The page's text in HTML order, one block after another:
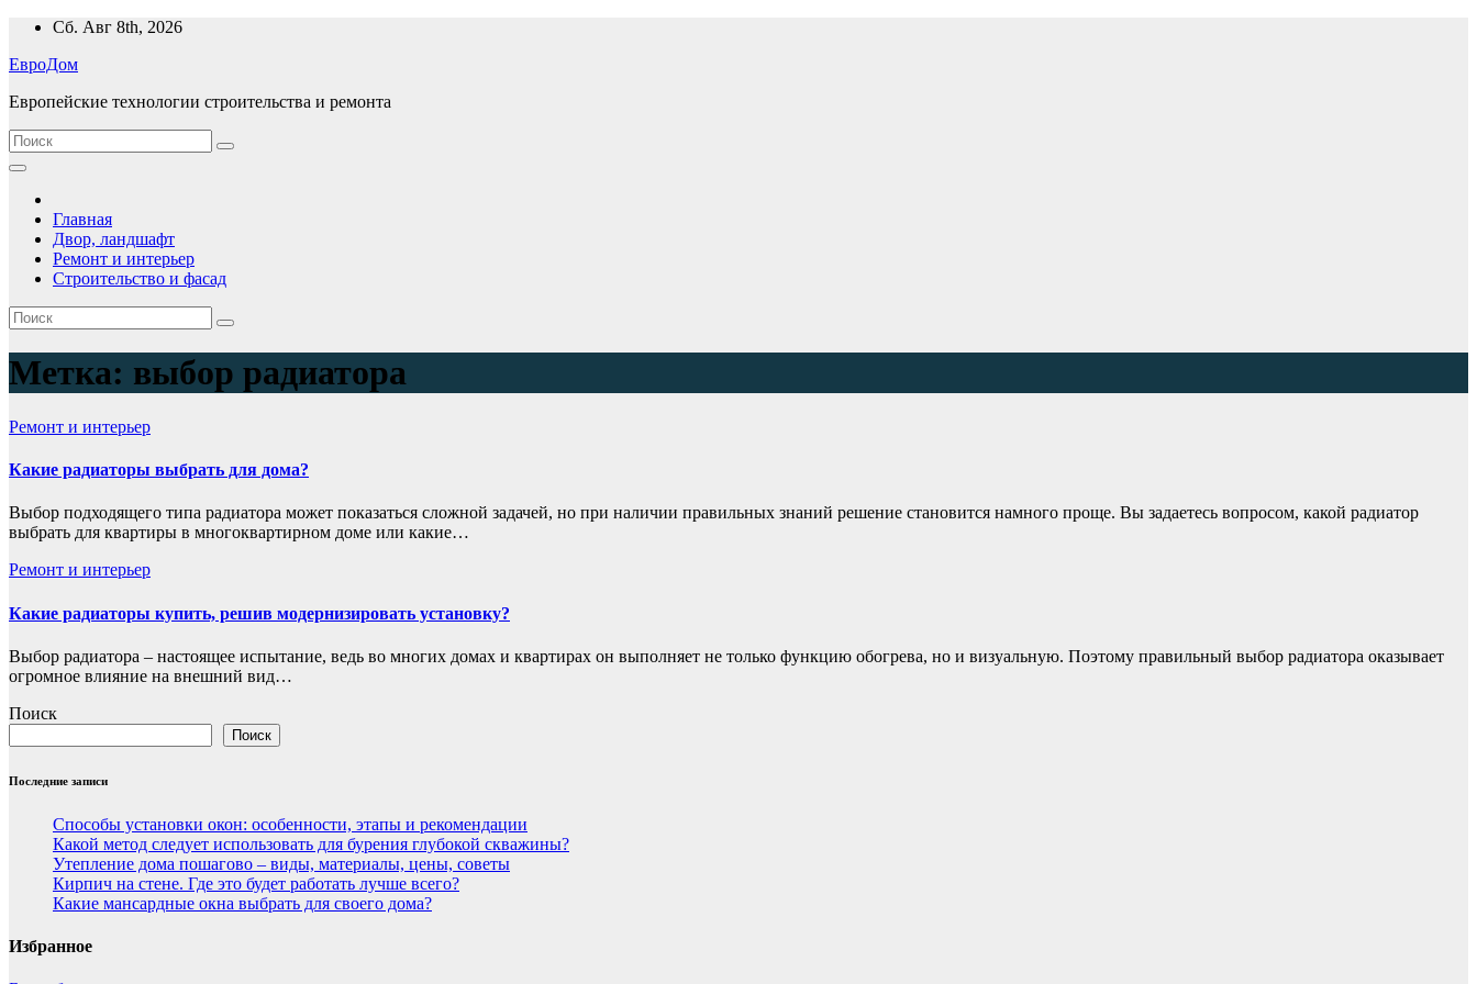
Перейти
содержимому
Сб. Авг 8th, 2026
ЕвроДом
Европейские технологии строительства и ремонта
Главная
Двор, ландшафт
Ремонт и интерьер
Строительство и фасад
Метка: выбор радиатора
Ремонт и интерьер
Какие радиаторы выбрать для дома?
Выбор подходящего типа радиатора может показаться сложной задачей, но при наличии правильных знаний решение становится намного проще. Вы задаетесь вопросом, какой радиатор
выбрать для квартиры в многоквартирном доме или какие…
Ремонт и интерьер
Какие радиаторы купить, решив модернизировать установку?
Выбор радиатора – настоящее испытание, ведь во многих домах и квартирах он выполняет не только функцию обогрева, но и визуальную. Поэтому правильный выбор радиатора оказывает
огромное влияние на внешний вид…
Поиск
Поиск
Последние записи
Способы установки окон: особенности, этапы и рекомендации
Какой метод следует использовать для бурения глубокой скважины?
Утепление дома пошагово – виды, материалы, цены, советы
Кирпич на стене. Где это будет работать лучше всего?
Какие мансардные окна выбрать для своего дома?
Избранное